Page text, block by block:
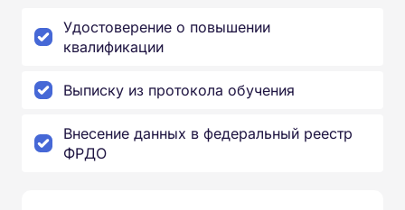
Удостоверение о повышении
квалификации
Выписку из протокола обучения
Внесение данных в федеральный реестр
ФРДО